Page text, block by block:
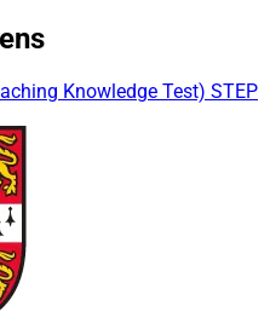
Knowledge Test) STEP